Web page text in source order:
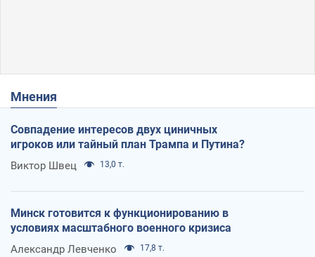
Мнения
Совпадение интересов двух циничных
игроков или тайный план Трампа и Путина?
Виктор Швец 13,0 т.
Минск готовится к функционированию в
условиях масштабного военного кризиса
Александр Левченко 17,8 т.